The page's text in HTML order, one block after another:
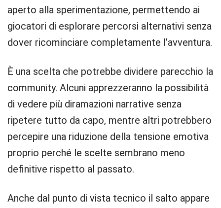
aperto alla sperimentazione, permettendo ai
giocatori di esplorare percorsi alternativi senza
dover ricominciare completamente l’avventura.
È una scelta che potrebbe dividere parecchio la
community. Alcuni apprezzeranno la possibilità
di vedere più diramazioni narrative senza
ripetere tutto da capo, mentre altri potrebbero
percepire una riduzione della tensione emotiva
proprio perché le scelte sembrano meno
definitive rispetto al passato.
Anche dal punto di vista tecnico il salto appare